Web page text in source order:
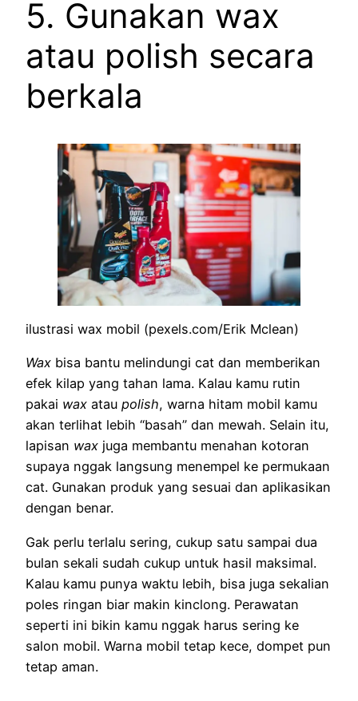
5. Gunakan wax
atau polish secara
berkala
ilustrasi wax mobil (pexels.com/Erik Mclean)
Wax bisa bantu melindungi cat dan memberikan
efek kilap yang tahan lama. Kalau kamu rutin
pakai wax atau polish, warna hitam mobil kamu
akan terlihat lebih “basah” dan mewah. Selain itu,
lapisan wax juga membantu menahan kotoran
supaya nggak langsung menempel ke permukaan
cat. Gunakan produk yang sesuai dan aplikasikan
dengan benar.
Gak perlu terlalu sering, cukup satu sampai dua
bulan sekali sudah cukup untuk hasil maksimal.
Kalau kamu punya waktu lebih, bisa juga sekalian
poles ringan biar makin kinclong. Perawatan
seperti ini bikin kamu nggak harus sering ke
salon mobil. Warna mobil tetap kece, dompet pun
tetap aman.